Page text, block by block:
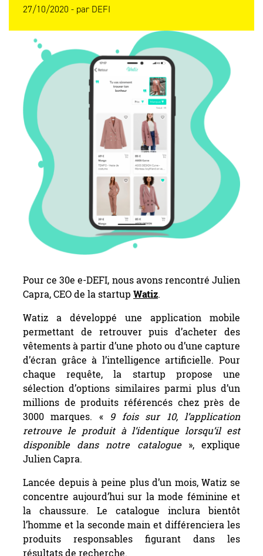
27/10/2020 - par DEFI
Pour ce 30e e-DEFI, nous avons rencontré Julien
Capra, CEO de la startup Watiz.
Watiz a développé une application mobile
permettant de retrouver puis d’acheter des
vêtements à partir d’une photo ou d’une capture
d’écran grâce à l’intelligence artificielle. Pour
chaque requête, la startup propose une
sélection d’options similaires parmi plus d’un
millions de produits référencés chez près de
3000 marques. « 9 fois sur 10, l’application
retrouve le produit à l’identique lorsqu’il est
disponible dans notre catalogue», explique
Julien Capra.
Lancée depuis à peine plus d’un mois, Watiz se
concentre aujourd’hui sur la mode féminine et
la chaussure. Le catalogue inclura bientôt
l’homme et la seconde main et différenciera les
produits responsables figurant dans les
résultats de recherche.